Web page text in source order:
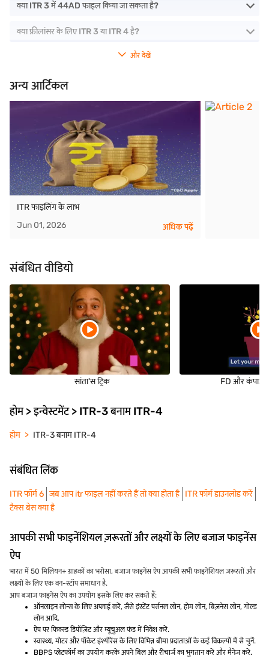
क्या ITR 3 में 44AD फाइल किया जा सकता है?
क्या फ्रीलांसर के लिए ITR 3 या ITR 4 है?
और देखें
अन्य आर्टिकल
ITR फाइलिंग के लाभ
Jun 01, 2026
अधिक पढ़ें
संबंधित वीडियो
सांता'स ट्रिक FD और
होम > इन्वेस्टमेंट > ITR-3 बनाम ITR-4
होम ITR-3 बनाम ITR-4
संबंधित लिंक
ITR फॉर्म 6 जब आप itr फाइल नहीं करते हैं तो क्या होता है ITR फॉर्म डाउनलोड करें
टैक्स बेस क्या है
आपकी सभी फाइनेंशियल ज़रूरतों और लक्ष्यों के लिए बजाज फाइनेंस
ऐप
भारत में 50 मिलियन+ ग्राहकों का भरोसा, बजाज फाइनेंस ऐप आपकी सभी फाइनेंशियल ज़रूरतों और
लक्ष्यों के लिए एक वन-स्टॉप समाधान है.
आप बजाज फाइनेंस ऐप का उपयोग इसके लिए कर सकते हैं:
ऑनलाइन लोन्स के लिए अप्लाई करें, जैसे इंस्टेंट पर्सनल लोन, होम लोन, बिज़नेस लोन, गोल्ड
लोन आदि.
ऐप पर फिक्स्ड डिपॉज़िट और म्यूचुअल फंड में निवेश करें.
स्वास्थ्य, मोटर और पॉकेट इंश्योरेंस के लिए विभिन्न बीमा प्रदाताओं के कई विकल्पों में से चुनें.
BBPS प्लेटफॉर्म का उपयोग करके अपने बिल और रीचार्ज का भुगतान करें और मैनेज करें.